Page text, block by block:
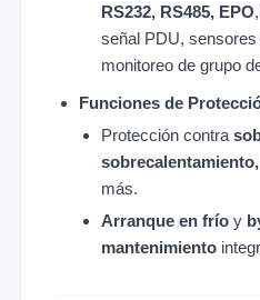
RS232, RS485, EPO
señal PDU,
monitoreo de grupo
Funciones de
Protección contra
más.
Arranque en fríoy
mantenimiento